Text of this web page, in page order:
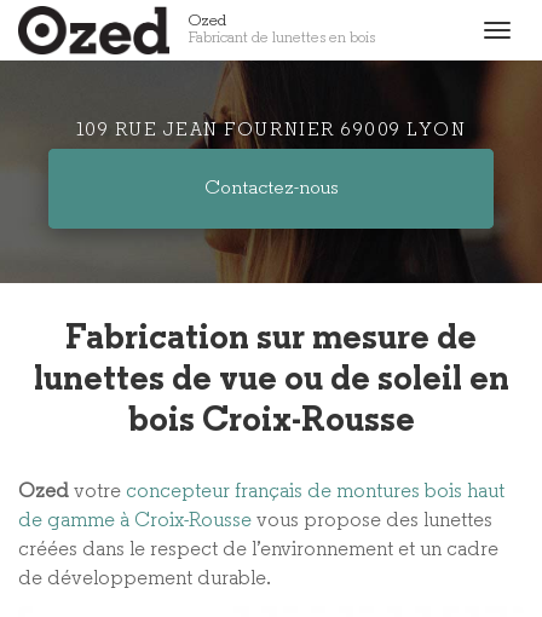
Aller
au
Ozed
Fabricant de lunettes en bois
109 RUE JEAN FOURNIER 69009 LYON
Contactez-nous
Fabrication sur mesure de
lunettes de vue ou de soleil en
bois Croix-Rousse
Ozed votre concepteur français de montures bois haut
de gamme à Croix-Rousse vous propose des lunettes
créées dans le respect de l’environnement et un cadre
de développement durable.